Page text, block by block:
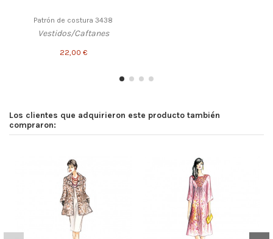
Patrón de costura 3438
Vestidos/Caftanes
22,00 €
Los clientes que adquirieron este producto también
compraron: